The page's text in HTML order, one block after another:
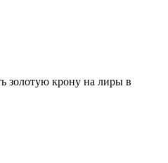
золотую крону на лиры в